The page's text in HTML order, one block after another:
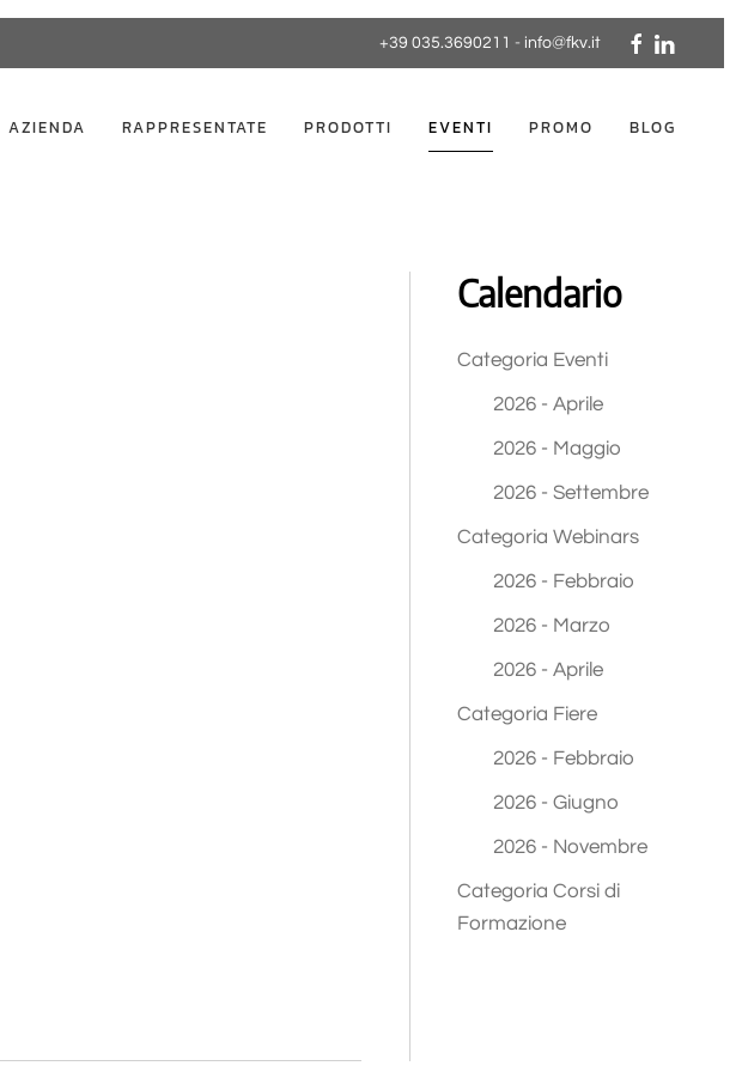
+39 035.3690211 - info@fkv.it
AZIENDA RAPPRESENTATE PRODOTTI EVENTI PROMO BLOG
Calendario
Categoria Eventi
2026 - Aprile
2026 - Maggio
2026 - Settembre
Categoria Webinars
2026 - Febbraio
2026 - Marzo
2026 - Aprile
Categoria Fiere
2026 - Febbraio
2026 - Giugno
2026 - Novembre
Categoria Corsi di
Formazione